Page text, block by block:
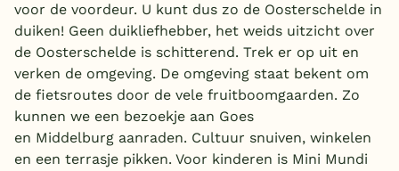
Duitsland
België
Blog
Onze e-boeken
voor de voordeur. U kunt dus zo de Oosterschelde in
duiken! Geen duikliefhebber, het weids uitzicht over
de Oosterschelde is schitterend. Trek er op uit en
verken de omgeving. De omgeving staat bekent om
de fietsroutes door de vele fruitboomgaarden. Zo
kunnen we een bezoekje aan Goes
en Middelburg aanraden. Cultuur snuiven, winkelen
en een terrasje pikken. Voor kinderen is Mini Mundi